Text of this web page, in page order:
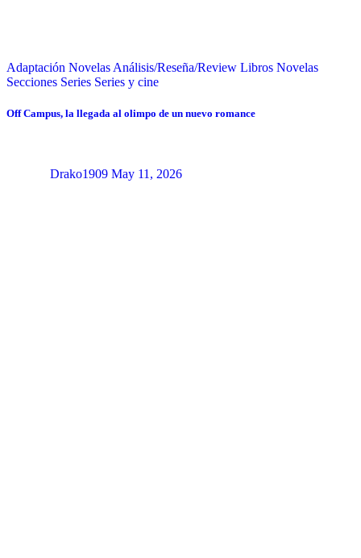
Adaptación Novelas Análisis/Reseña/Review Libros Novelas
Secciones Series Series y cine
Off Campus, la llegada al olimpo de un nuevo romance
Drako1909 May 11, 2026